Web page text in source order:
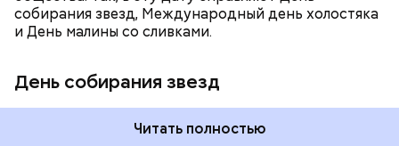
собирания звезд, Международный день холостяка
и День малины со сливками.
День собирания звезд
Читать полностью
кабачок;
петрушка;
оливковое масло;